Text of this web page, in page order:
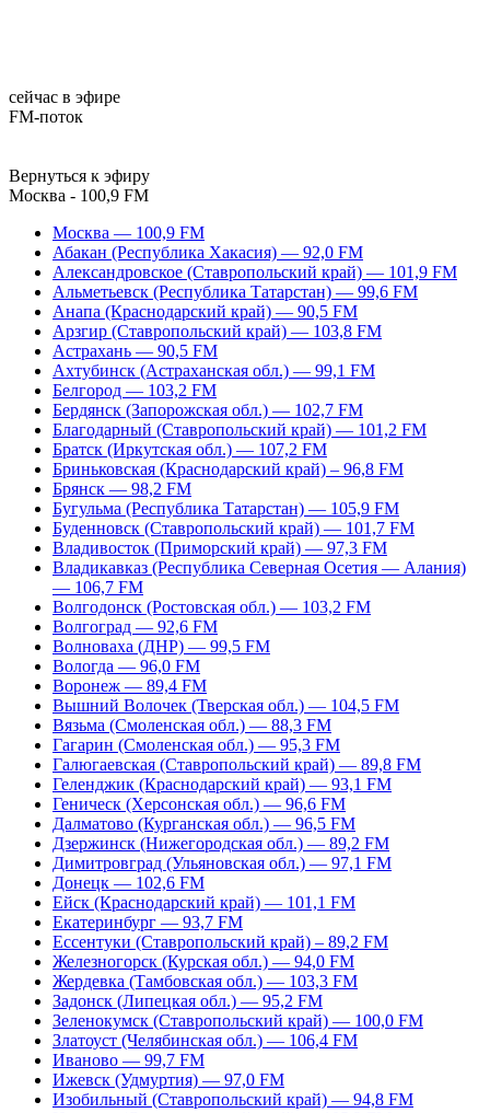
сейчас в эфире
FM-поток
Вернуться к эфиру
Москва - 100,9 FM
Москва — 100,9 FM
Абакан (Республика Хакасия) — 92,0 FM
Александровское (Ставропольский край) — 101,9 FM
Альметьевск (Республика Татарстан) — 99,6 FM
Анапа (Краснодарский край) — 90,5 FM
Арзгир (Ставропольский край) — 103,8 FM
Астрахань — 90,5 FM
Ахтубинск (Астраханская обл.) — 99,1 FM
Белгород — 103,2 FM
Бердянск (Запорожская обл.) — 102,7 FM
Благодарный (Ставропольский край) — 101,2 FM
Братск (Иркутская обл.) — 107,2 FM
Бриньковская (Краснодарский край) – 96,8 FM
Брянск — 98,2 FM
Бугульма (Республика Татарстан) — 105,9 FM
Буденновск (Ставропольский край) — 101,7 FM
Владивосток (Приморский край) — 97,3 FM
Владикавказ (Республика Северная Осетия — Алания)
— 106,7 FM
Волгодонск (Ростовская обл.) — 103,2 FM
Волгоград — 92,6 FM
Волноваха (ДНР) — 99,5 FM
Вологда — 96,0 FM
Воронеж — 89,4 FM
Вышний Волочек (Тверская обл.) — 104,5 FM
Вязьма (Смоленская обл.) — 88,3 FM
Гагарин (Смоленская обл.) — 95,3 FM
Галюгаевская (Ставропольский край) — 89,8 FM
Геленджик (Краснодарский край) — 93,1 FM
Геническ (Херсонская обл.) — 96,6 FM
Далматово (Курганская обл.) — 96,5 FM
Дзержинск (Нижегородская обл.) — 89,2 FM
Димитровград (Ульяновская обл.) — 97,1 FM
Донецк — 102,6 FM
Ейск (Краснодарский край) — 101,1 FM
Екатеринбург — 93,7 FM
Ессентуки (Ставропольский край) – 89,2 FM
Железногорск (Курская обл.) — 94,0 FM
Жердевка (Тамбовская обл.) — 103,3 FM
Задонск (Липецкая обл.) — 95,2 FM
Зеленокумск (Ставропольский край) — 100,0 FM
Златоуст (Челябинская обл.) — 106,4 FM
Иваново — 99,7 FM
Ижевск (Удмуртия) — 97,0 FM
Изобильный (Ставропольский край) — 94,8 FM